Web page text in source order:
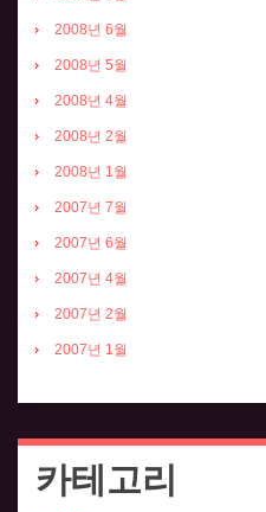
2008년 6월
2008년 5월
2008년 4월
2008년 2월
2008년 1월
2007년 7월
2007년 6월
2007년 4월
2007년 2월
2007년 1월
카테고리